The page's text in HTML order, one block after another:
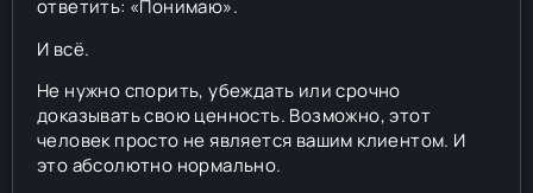
ответить: «Понимаю».
И всё.
Не нужно спорить, убеждать или срочно
доказывать свою ценность. Возможно, этот
человек просто не является вашим клиентом. И
это абсолютно нормально.